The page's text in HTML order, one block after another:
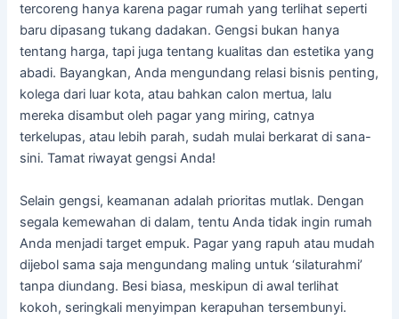
tercoreng hanya karena pagar rumah yang terlihat seperti
baru dipasang tukang dadakan. Gengsi bukan hanya
tentang harga, tapi juga tentang kualitas dan estetika yang
abadi. Bayangkan, Anda mengundang relasi bisnis penting,
kolega dari luar kota, atau bahkan calon mertua, lalu
mereka disambut oleh pagar yang miring, catnya
terkelupas, atau lebih parah, sudah mulai berkarat di sana-
sini. Tamat riwayat gengsi Anda!
Selain gengsi, keamanan adalah prioritas mutlak. Dengan
segala kemewahan di dalam, tentu Anda tidak ingin rumah
Anda menjadi target empuk. Pagar yang rapuh atau mudah
dijebol sama saja mengundang maling untuk ‘silaturahmi’
tanpa diundang. Besi biasa, meskipun di awal terlihat
kokoh, seringkali menyimpan kerapuhan tersembunyi.